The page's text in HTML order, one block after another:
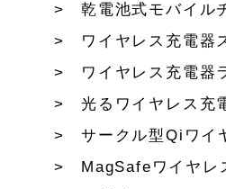
乾電池式モバイル
ワイヤレス充電器
ワイヤレス充電器
光るワイヤレス充
サークル型Qiワイ
MagSafeワイヤレ